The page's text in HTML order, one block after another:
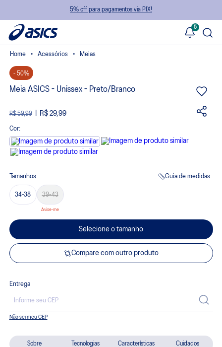
5% off para pagamentos via PIX!
5
Sobre Tecnologias Características Cuidados
Acessórios Meias
- 50%
Meia ASICS - Unissex - Preto/Branco
R$ 59,99 R$ 29,99
Cor:
Tamanhos Guia de medidas
34-38 39-43
Selecione o tamanho
Compare com outro produto
Entrega
Não sei meu CEP